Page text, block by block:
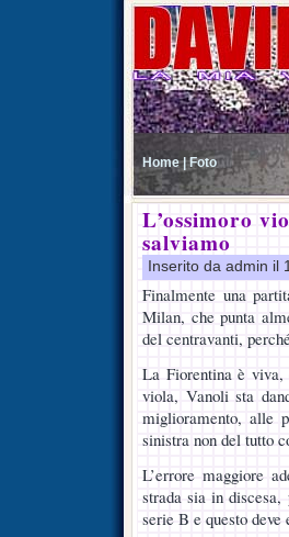
Home | Foto
L’ossimoro
salviamo
Inserito da admin
Finalmente una
Milan, che punta
del centravanti,
La Fiorentina è viva,
viola, Vanoli sta
miglioramento, alle
sinistra non del tutto
L’errore maggiore
strada sia in
serie B e questo